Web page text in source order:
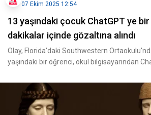
07 Ekim 2025 12:54
13 yaşındaki çocuk ChatGPT ye
dakikalar içinde gözaltına alındı
Olay, Florida'daki Southwestern
yaşındaki bir öğrenci, okul bilgisayarından